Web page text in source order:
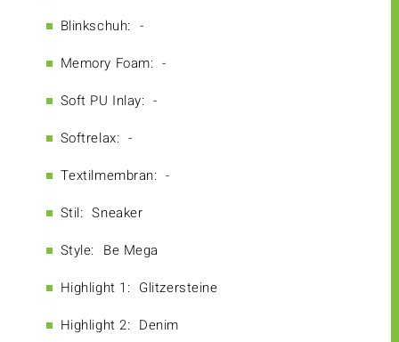
Blinkschuh: -
Memory Foam: -
Soft PU Inlay: -
Softrelax: -
Textilmembran: -
Stil: Sneaker
Style: Be Mega
Highlight 1: Glitzersteine
Highlight 2: Denim